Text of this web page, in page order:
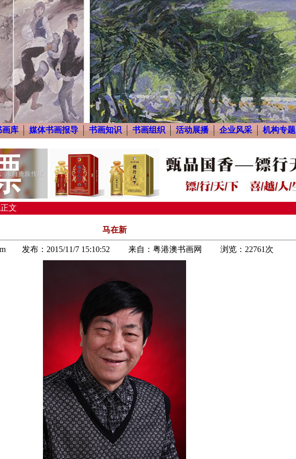
画库 媒体书画报导 书画知识 书画组织 活动展播 企业风采 机构专题
文
马在新
发布： 2015/11/7 15:10:52 来自： 粤港澳书画网 浏览： 22761 次